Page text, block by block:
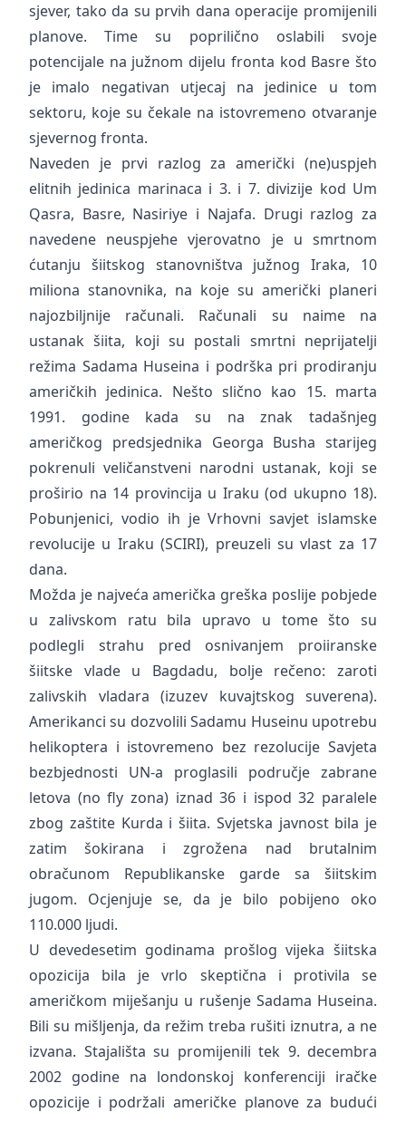
sjever, tako da su prvih dana operacije promijenili
planove. Time su poprilično oslabili svoje
potencijale na južnom dijelu fronta kod Basre što
je imalo negativan utjecaj na jedinice u tom
sektoru, koje su čekale na istovremeno otvaranje
sjevernog fronta.
Naveden je prvi razlog za američki (ne)uspjeh
elitnih jedinica marinaca i 3. i 7. divizije kod Um
Qasra, Basre, Nasiriye i Najafa. Drugi razlog za
navedene neuspjehe vjerovatno je u smrtnom
ćutanju šiitskog stanovništva južnog Iraka, 10
miliona stanovnika, na koje su američki planeri
najozbiljnije računali. Računali su naime na
ustanak šiita, koji su postali smrtni neprijatelji
režima Sadama Huseina i podrška pri prodiranju
američkih jedinica. Nešto slično kao 15. marta
1991. godine kada su na znak tadašnjeg
američkog predsjednika Georga Busha starijeg
pokrenuli veličanstveni narodni ustanak, koji se
proširio na 14 provincija u Iraku (od ukupno 18).
Pobunjenici, vodio ih je Vrhovni savjet islamske
revolucije u Iraku (SCIRI), preuzeli su vlast za 17
dana.
Možda je najveća američka greška poslije pobjede
u zalivskom ratu bila upravo u tome što su
podlegli strahu pred osnivanjem proiiranske
šiitske vlade u Bagdadu, bolje rečeno: zaroti
zalivskih vladara (izuzev kuvajtskog suverena).
Amerikanci su dozvolili Sadamu Huseinu upotrebu
helikoptera i istovremeno bez rezolucije Savjeta
bezbjednosti UN-a proglasili područje zabrane
letova (no fly zona) iznad 36 i ispod 32 paralele
zbog zaštite Kurda i šiita. Svjetska javnost bila je
zatim šokirana i zgrožena nad brutalnim
obračunom Republikanske garde sa šiitskim
jugom. Ocjenjuje se, da je bilo pobijeno oko
110.000 ljudi.
U devedesetim godinama prošlog vijeka šiitska
opozicija bila je vrlo skeptična i protivila se
američkom miješanju u rušenje Sadama Huseina.
Bili su mišljenja, da režim treba rušiti iznutra, a ne
izvana. Stajališta su promijenili tek 9. decembra
2002 godine na londonskoj konferenciji iračke
opozicije i podržali američke planove za budući